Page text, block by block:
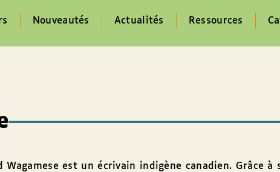
Nouveautés Actualités Ressources
est un écrivain indigène canadien. Grâce